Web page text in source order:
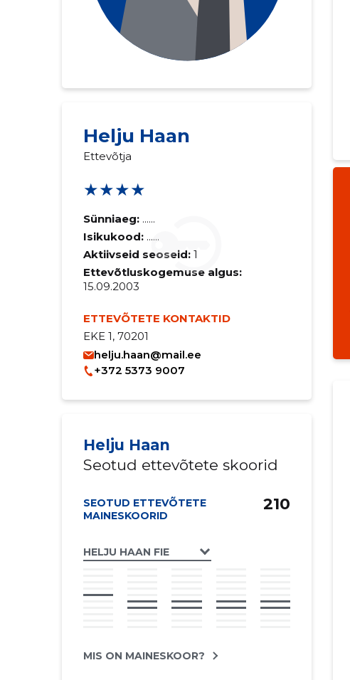
Helju Haan
Ettevõtja
★★★★
Sünniaeg: ......
Isikukood: ......
Aktiivseid seoseid: 1
Ettevõtluskogemuse algus:
15.09.2003
ETTEVÕTETE KONTAKTID
EKE 1, 70201
helju.haan@mail.ee
+372 5373 9007
Helju Haan
Seotud ettevõtete skoorid
SEOTUD ETTEVÕTETE
MAINESKOORID
HELJU HAAN FIE
210
MIS ON MAINESKOOR?